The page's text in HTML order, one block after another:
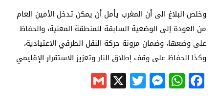
وخلص البلاغ الى أن المغرب يأمل أن يمكن تدخل الأمين العام
من العودة إلى الوضعية السابقة للمنطقة المعنية، والحفاظ
على وضعها، وضمان مرونة حركة النقل الطرقي الاعتيادية،
وكذا الحفاظ على وقف إطلاق النار وتعزيز الاستقرار الإقليمي
Facebook
WhatsApp
Messenger
Twitter
X